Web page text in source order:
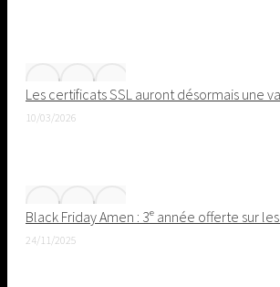
Les certificats SSL auront désormais une
10/03/2026
Black Friday Amen : 3ᵉ année offerte sur
24/11/2025